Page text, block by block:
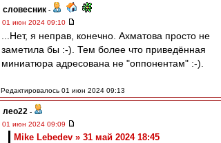
словесник -
01 июн 2024 09:10
...Нет, я неправ, конечно. Ахматова просто не
заметила бы :-). Тем более что приведённая
миниатюра адресована не "оппонентам" :-).
Редактировалось 01 июн 2024 09:13
лео22 -
01 июн 2024 09:09
Mike Lebedev » 31 май 2024 18:45